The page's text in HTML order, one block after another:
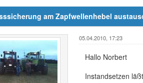
am Zapfwellenhebel
05.04.2010, 17:23
Hallo Norbert
Instandsetzen